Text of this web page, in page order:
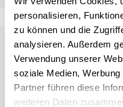
personalisieren,
zu können und die
analysieren. Außerdem
Verwendung unserer
soziale Medien,
Partner führen diese
weiteren Daten
Other scientific
Alle Events